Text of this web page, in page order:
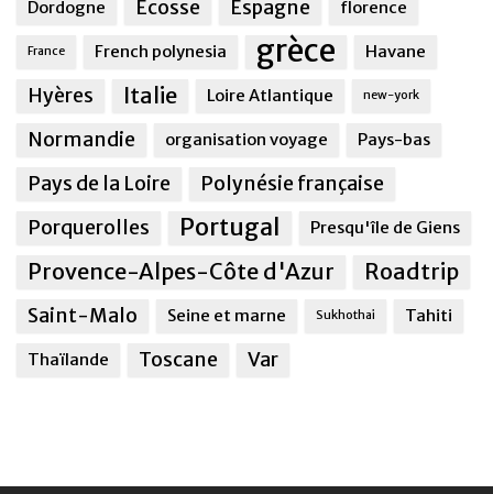
Dordogne Ecosse Espagne florence
France French polynesia grèce Havane
Hyères Italie Loire Atlantique new-york
Normandie organisation voyage Pays-bas
Pays de la Loire
Polynésie française
Porquerolles
Portugal Presqu'île de Giens
Provence-Alpes-Côte d'Azur Roadtrip
Saint-Malo Seine et marne Sukhothai Tahiti
Thaïlande Toscane Var